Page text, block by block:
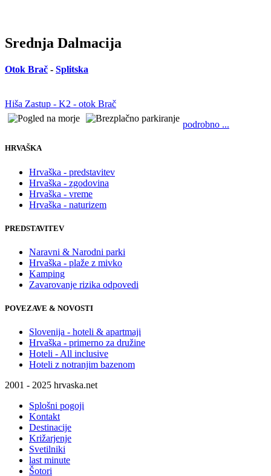
Srednja Dalmacija
Otok Brač - Splitska
Hiša Zastup - K2 - otok Brač
podrobno ...
HRVAŠKA
Hrvaška - predstavitev
Hrvaška - zgodovina
Hrvaška - vreme
Hrvaška - naturizem
PREDSTAVITEV
Naravni & Narodni parki
Hrvaška - plaže z mivko
Kamping
Zavarovanje rizika odpovedi
POVEZAVE & NOVOSTI
Slovenija - hoteli & apartmaji
Hrvaška - primerno za družine
Hoteli - All inclusive
Hoteli z notranjim bazenom
2001 - 2025 hrvaska.net
Splošni pogoji
Kontakt
Destinacije
Križarjenje
Svetilniki
last minute
Šotori